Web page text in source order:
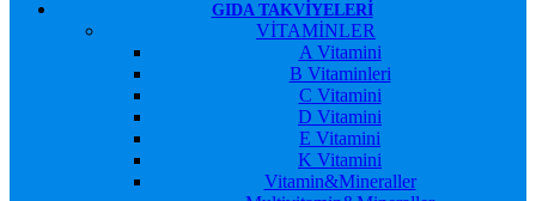
GIDA TAKVIYELERI
VİTAMİNLER
A Vitamini
B Vitaminleri
C Vitamini
D Vitamini
E Vitamini
K Vitamini
Vitamin&Mineraller